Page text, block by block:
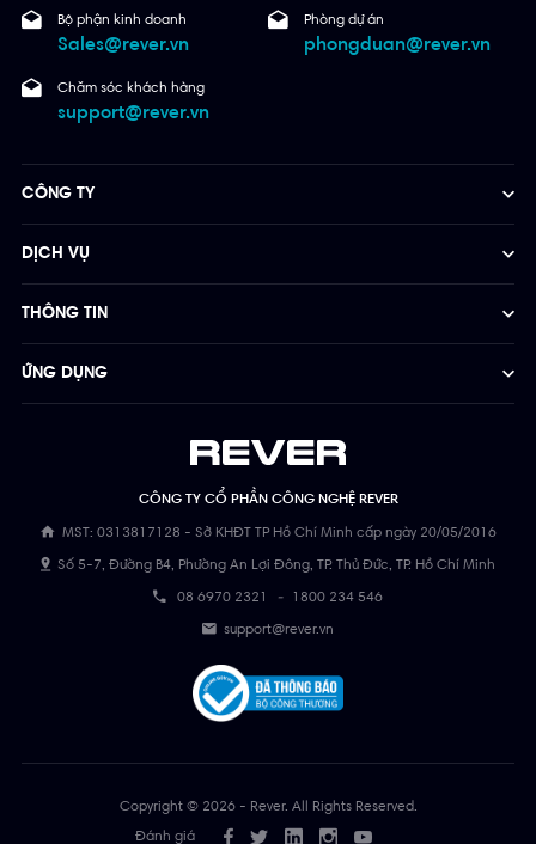
Bộ phận kinh doanh
Sales@rever.vn
Phòng dự án
phongduan@rever.vn
Chăm sóc khách hàng
support@rever.vn
CÔNG TY CỔ PHẦN CÔNG NGHỆ REVER
MST: 0313817128 - Sở KHĐT TP Hồ Chí Minh cấp ngày 20/05/2016
Số 5-7, Đường B4, Phường An Lợi Đông, TP. Thủ Đức, TP. Hồ Chí Minh
08 6970 2321 - 1800 234 546
support@rever.vn
CÔNG TY
DỊCH VỤ
THÔNG TIN
ỨNG DỤNG
Copyright © 2026 - Rever. All Rights Reserved.
Đánh giá